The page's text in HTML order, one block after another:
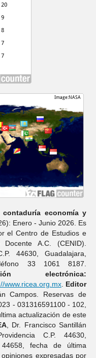
contaduría economí­a y
Enero - Junio 2026. Es
el Centro de Estudios e
A.C. (CENID).
44630, Guadalajara,
33 1061 8187.
electrónica:
www.ricea.org.mx. Editor
Campos. Reservas de
- 031316591100 - 102,
actualización de este
, Dr. Francisco Santillán
C.P. 44630,
fecha de última
expresadas por